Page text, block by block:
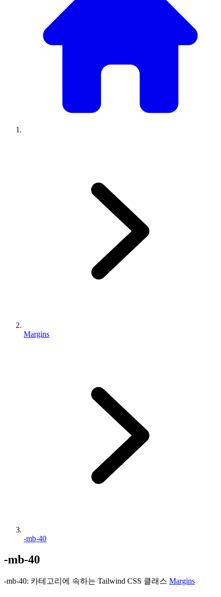
Margins
-mb-40
-mb-40
-mb-40: 카테고리에 속하는 Tailwind CSS 클래스 Margins